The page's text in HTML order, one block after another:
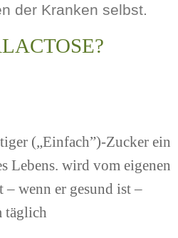
der Kranken selbst.
(„Einfach”)-Zucker ein
Lebens. wird vom eigenen
wenn er gesund ist –
täglich